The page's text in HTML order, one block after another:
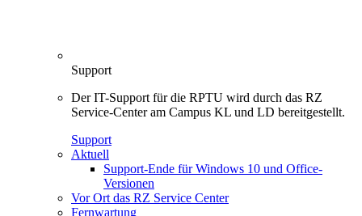
Support
Der IT-Support für die RPTU wird durch das RZ
Service-Center am Campus KL und LD bereitgestellt.
Support
Aktuell
Support-Ende für Windows 10 und Office-
Versionen
Vor Ort das RZ Service Center
Fernwartung